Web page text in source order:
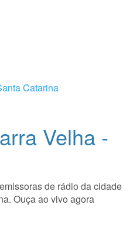
Catarina
Velha -
de rádio da cidade
Ouça ao vivo agora